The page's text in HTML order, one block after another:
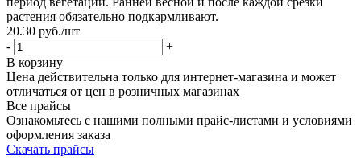
растения обязательно подкармливают.
20.30 руб./шт
-
+
В корзину
Цена действительна только для интернет-магазина и может
отличаться от цен в розничных магазинах
Все прайсы
Ознакомьтесь с нашими полными прайс-листами и условиями
оформления заказа
Скачать прайсы